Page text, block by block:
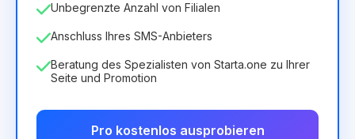
Unbegrenzte Anzahl von Filialen
Anschluss Ihres SMS-Anbieters
Beratung des Spezialisten von Starta.one zu Ihrer
Seite und Promotion
Pro kostenlos ausprobieren